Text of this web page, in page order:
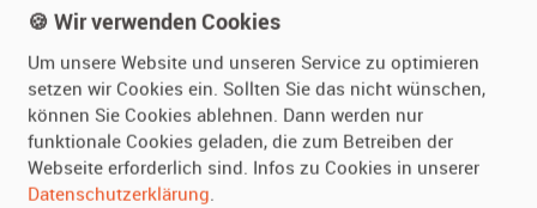
Kundenmeinungen
Vermieten
Oldtimer anmelden
Fotos senden
Fragen für Vermieter
Hilfe
Häufige Fragen (FAQ)
So funktioniert's
🍪 Wir verwenden Cookies
Um unsere Website und unseren Service zu optimieren
setzen wir Cookies ein. Sollten Sie das nicht wünschen,
können Sie Cookies ablehnen. Dann werden nur
funktionale Cookies geladen, die zum Betreiben der
Webseite erforderlich sind. Infos zu Cookies in unserer
Datenschutzerklärung.